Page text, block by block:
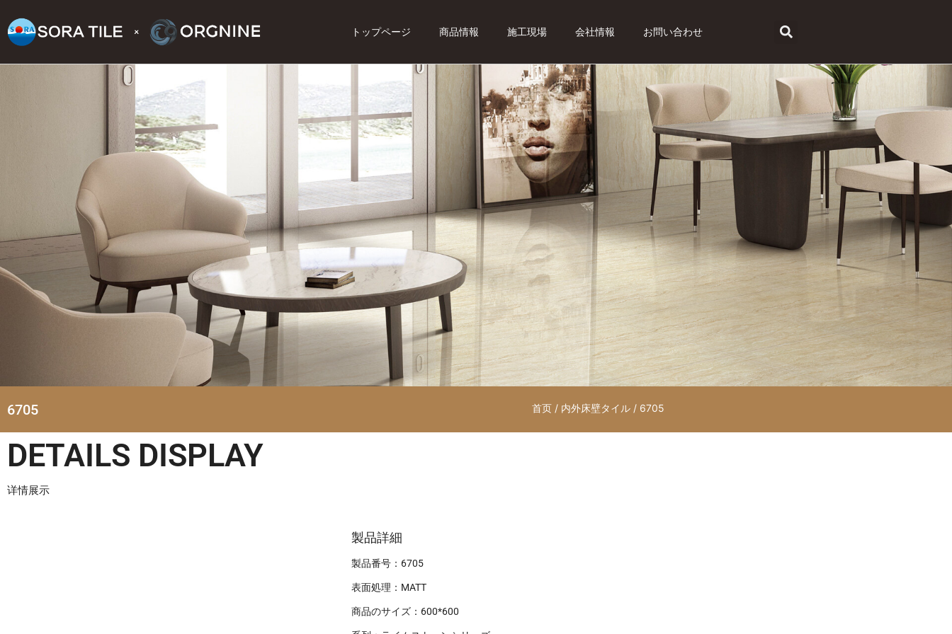
トップページ 商品情報 施工現場 会社情報 お問い合わせ
6705 首页 / 内外床壁タイル / 6705
DETAILS DISPLAY
详情展示
製品詳細
製品番号：6705
表面処理：MATT
商品のサイズ：600*600